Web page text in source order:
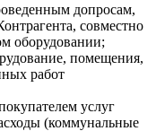
допросам,
совместно
оборудовании;
помещения,
работ
услуг
(коммунальные